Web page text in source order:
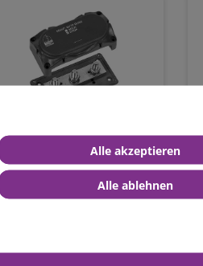
3er Hochstrom-
Sammelschiene 3 x M10
bis 500A mit Abdeckung
Alle akzeptieren
Alle ablehnen